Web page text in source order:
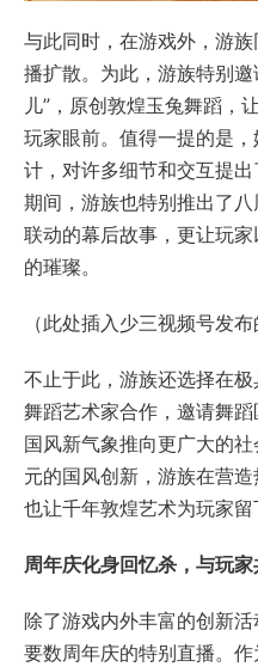
与此同时，在游戏外，游
播扩散。为此，游族特别
儿”，原创敦煌玉兔舞蹈，
玩家眼前。值得一提的是
计，对许多细节和交互提
期间，游族也特别推出了
联动的幕后故事，更让玩
的璀璨。
（此处插入少三视频号发布
不止于此，游族还选择在
舞蹈艺术家合作，邀请舞
国风新气象推向更广大的
元的国风创新，游族在营
也让千年敦煌艺术为玩家留
周年庆化身回忆杀，与玩
除了游戏内外丰富的创新
要数周年庆的特别直播。